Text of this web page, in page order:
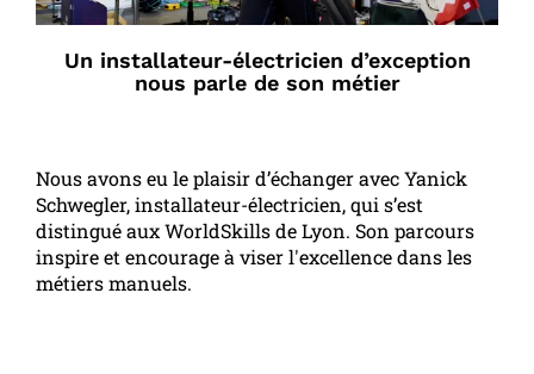
Un installateur-électricien d’exception
nous parle de son métier
Nous avons eu le plaisir d’échanger avec Yanick
Schwegler, installateur-électricien, qui s’est
distingué aux WorldSkills de Lyon. Son parcours
inspire et encourage à viser l'excellence dans les
métiers manuels.